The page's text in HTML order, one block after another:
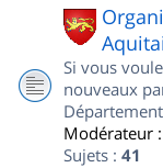
Si vous
nouveaux
Modérateur :
Sujets : 41